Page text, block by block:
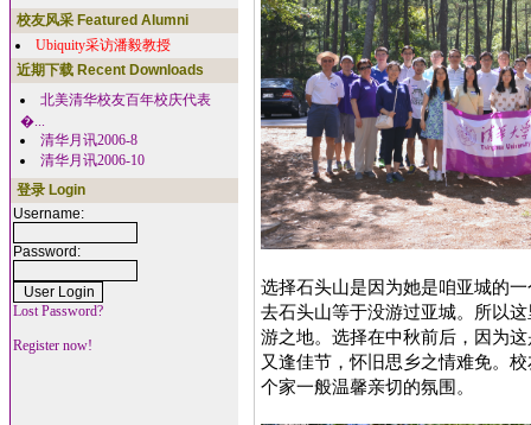
校友风采 Featured Alumni
Ubiquity采访潘毅教授
近期下载 Recent Downloads
北美清华校友百年校庆代表
�...
清华月讯2006-8
清华月讯2006-10
登录 Login
Username:
Password:
Lost Password?
Register now!
选择石头山是因为她是咱亚城的
去石头山等于没游过亚城。所以
游之地。选择在中秋前后，因为
又逢佳节，怀旧思乡之情难免。
个家一般温馨亲切的氛围。